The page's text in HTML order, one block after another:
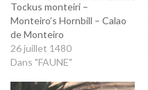
Tockus monteiri –
Monteiro’s Hornbill – Calao
de Monteiro
26 juillet 1480
Dans "FAUNE"